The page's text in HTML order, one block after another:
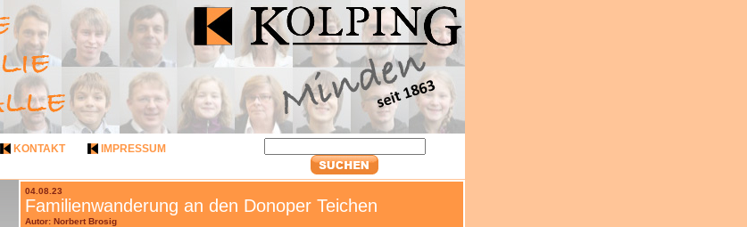
KONTAKT IMPRESSUM
04.08.23
Familienwanderung an den Donoper Teichen
Autor: Norbert Brosig